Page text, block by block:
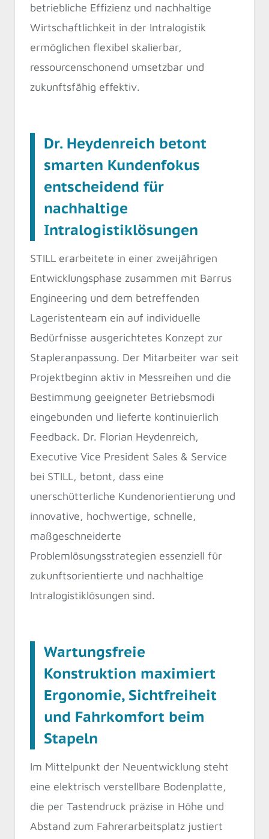
betriebliche Effizienz und nachhaltige
Wirtschaftlichkeit in der Intralogistik
ermöglichen flexibel skalierbar,
ressourcenschonend umsetzbar und
zukunftsfähig effektiv.
Dr. Heydenreich betont
smarten Kundenfokus
entscheidend für
nachhaltige
Intralogistiklösungen
STILL erarbeitete in einer zweijährigen
Entwicklungsphase zusammen mit Barrus
Engineering und dem betreffenden
Lageristenteam ein auf individuelle
Bedürfnisse ausgerichtetes Konzept zur
Stapleranpassung. Der Mitarbeiter war seit
Projektbeginn aktiv in Messreihen und die
Bestimmung geeigneter Betriebsmodi
eingebunden und lieferte kontinuierlich
Feedback. Dr. Florian Heydenreich,
Executive Vice President Sales & Service
bei STILL, betont, dass eine
unerschütterliche Kundenorientierung und
innovative, hochwertige, schnelle,
maßgeschneiderte
Problemlösungsstrategien essenziell für
zukunftsorientierte und nachhaltige
Intralogistiklösungen sind.
Wartungsfreie
Konstruktion maximiert
Ergonomie, Sichtfreiheit
und Fahrkomfort beim
Stapeln
Im Mittelpunkt der Neuentwicklung steht
eine elektrisch verstellbare Bodenplatte,
die per Tastendruck präzise in Höhe und
Abstand zum Fahrerarbeitsplatz justiert